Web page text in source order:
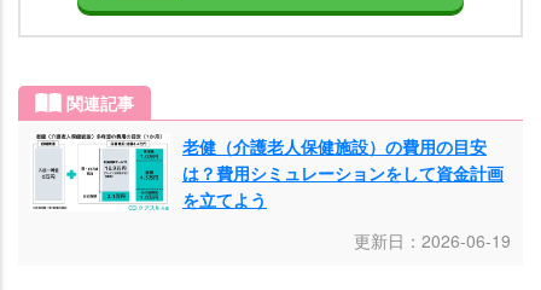
関連記事
老健（介護老人保健施設）の費用の目安
は？費用シミュレーションをして資金計画
を立てよう
更新日：2026-06-19
老
健
シ
ョ
ー
ト
ス